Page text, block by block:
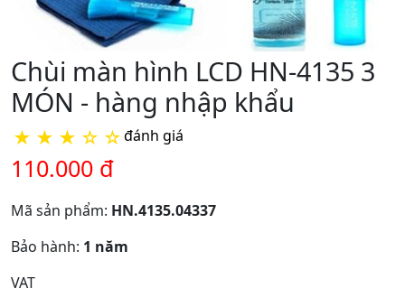
Chùi màn hình LCD HN-4135 3
MÓN - hàng nhập khẩu
★ ★ ★ ☆ ☆đánh giá
110.000 đ
Mã sản phẩm: HN.4135.04337
Bảo hành: 1 năm
VAT